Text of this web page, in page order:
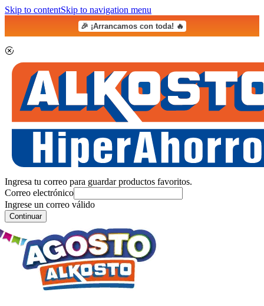
Skip to contentSkip to navigation menu
🎉 ¡Arrancamos con toda! 🔥
Ingresa tu correo para guardar productos favoritos.
Correo electrónico
Ingrese un correo válido
Continuar